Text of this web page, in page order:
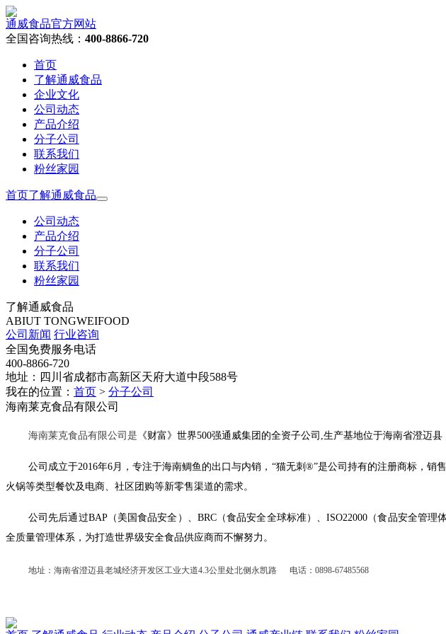
通威食品官方网站
全国咨询热线： 400-8866-720
首页
了解通威食品
企业文化
公司动态
产品介绍
分子公司
联系我们
粉丝家园
首页了解通威食品
公司动态
产品介绍
分子公司
联系我们
粉丝家园
了解通威食品
ABIUT TONGWEIFOOD
公司新闻 行业咨询
全国免费服务电话
400-8866-720
地址：四川省成都市高新区天府大道中段588号
我在的位置： 首页 > 分子公司
海南莱克食品有限公司
海南莱克食品有限公司是 《财富》世界500强通威集团的全资子公司,生产基地位于海南省澄迈县
公司成立于2016年6月，专注于海南鲷鱼的出口与内销，“猫无刺®”是公司持有的注册商标，
火锅等类型餐饮及电商、社区团购等新零售渠道的需求。
公司先后通过BAP（美国食品安全）、BRC（食品安全全球标准）、ISO22000（食品安全管
全质量管理体系，为打造世界级安全食品供应商而不懈努力。
地址：海南省澄迈县老城经济开发区工业大道4.3公里处北侧永凯路 电话：0898-67485568